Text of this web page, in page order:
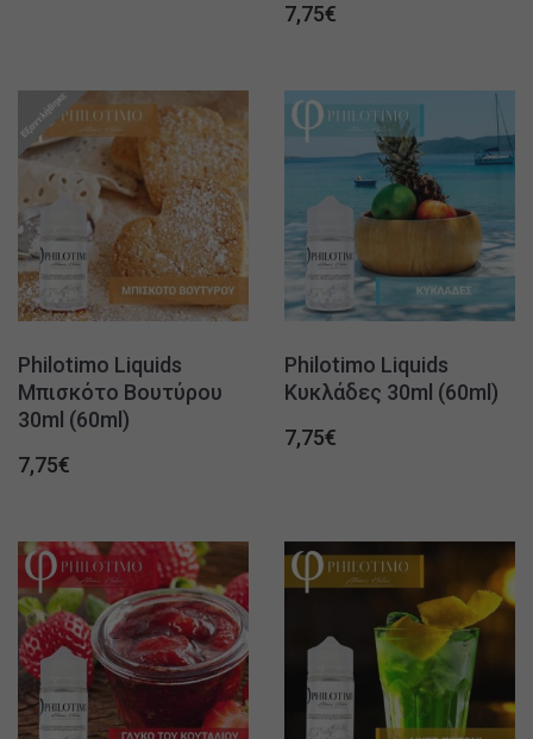
7,75€
Philotimo Liquids
Μπισκότο Βουτύρου
30ml (60ml)
7,75€
Philotimo Liquids
Κυκλάδες 30ml (60ml)
7,75€